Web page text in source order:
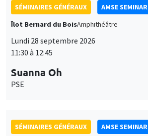
SÉMINAIRES GÉNÉRAUX
AMSE SEMINAR
Îlot Bernard du BoisAmphithéâtre
Lundi 28 septembre 2026
11:30 à 12:45
Suanna Oh
PSE
SÉMINAIRES GÉNÉRAUX
AMSE SEMINAR